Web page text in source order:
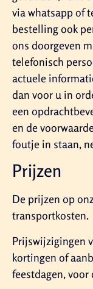
via whatsapp of
bestelling ook
ons doorgeven
telefonisch
actuele
dan voor u in
een
en de
foutje in staan,
Prijzen
De prijzen op
transportkosten.
Prijswijzigingen
kortingen of
feestdagen, voor